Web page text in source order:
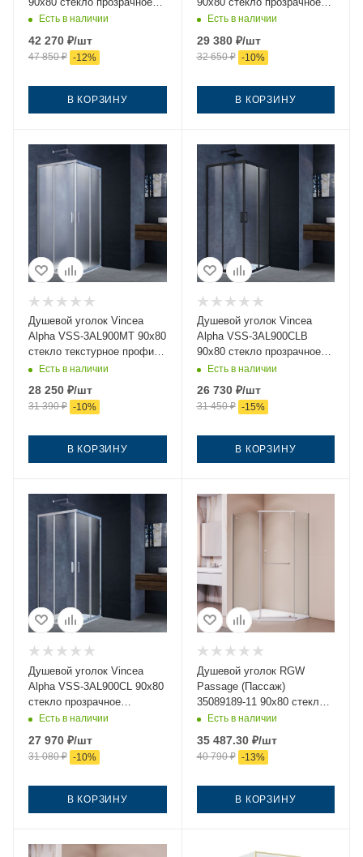
профиль хром без поддона
Есть в наличии
42 270 ₽/шт
47 850₽ -12%
В КОРЗИНУ
профиль золото без
Есть в наличии
29 380₽/шт
32 650₽ -10%
В КОРЗИНУ
Душевой уголок Vincea
Alpha VSS-3AL900MT 90х80
стекло текстурное профиль
хром без поддона
Есть в наличии
28 250 ₽/шт
31 390₽ -10%
В КОРЗИНУ
Душевой уголок Vincea
Alpha VSS-3AL900CLB
90х80 стекло прозрачное
профиль черный без
поддона
Есть в наличии
26 730₽/шт
31 450₽ -15%
В КОРЗИНУ
Душевой уголок Vincea
Alpha VSS-3AL900CL 90х80
стекло прозрачное
профиль хром без поддона
Есть в наличии
27 970 ₽/шт
31 080₽ -10%
В КОРЗИНУ
Душевой уголок RGW
Passage (Пассаж)
35089189-11 90х80 стекло
прозрачное профиль хром
Есть в наличии
35 487.30₽/шт
40 790₽ -13%
В КОРЗИНУ